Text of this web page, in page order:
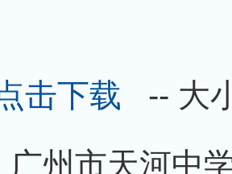
击下载 -- 大
广州市天河中